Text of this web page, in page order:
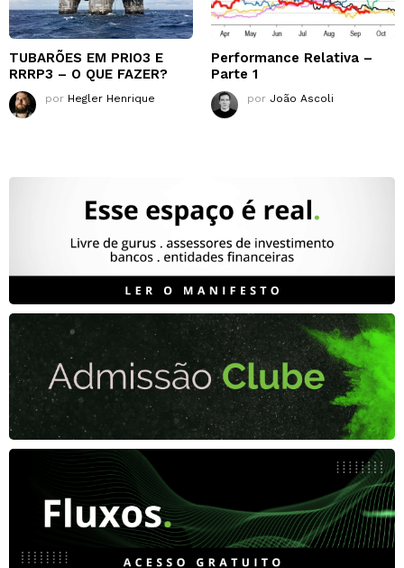
TUBARÕES EM PRIO3 E
RRRP3 – O QUE FAZER?
por Hegler Henrique
Performance Relativa –
Parte 1
por João Ascoli